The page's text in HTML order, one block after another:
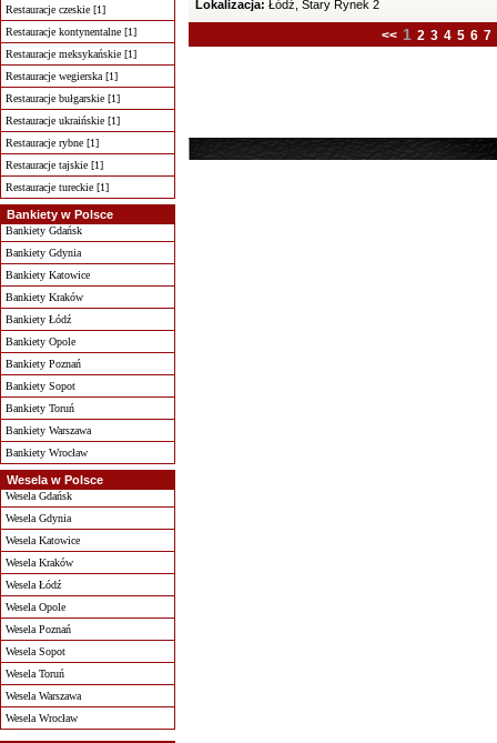
Restauracje czeskie [1]
Restauracje kontynentalne [1]
Restauracje meksykańskie [1]
Restauracje wegierska [1]
Restauracje bułgarskie [1]
Restauracje ukraińskie [1]
Restauracje rybne [1]
Restauracje tajskie [1]
Restauracje tureckie [1]
Bankiety w Polsce
Bankiety Gdańsk
Bankiety Gdynia
Bankiety Katowice
Bankiety Kraków
Bankiety Łódź
Bankiety Opole
Bankiety Poznań
Bankiety Sopot
Bankiety Toruń
Bankiety Warszawa
Bankiety Wrocław
Wesela w Polsce
Wesela Gdańsk
Wesela Gdynia
Wesela Katowice
Wesela Kraków
Wesela Łódź
Wesela Opole
Wesela Poznań
Wesela Sopot
Wesela Toruń
Wesela Warszawa
Wesela Wrocław
Lokalizacja: Łódź, Stary Rynek 2
<< 1 2 3 4 5 6 7